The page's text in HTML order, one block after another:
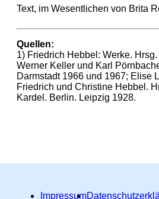
Text, im Wesentlichen von Brita
Quellen:
1) Friedrich Hebbel: Werke.
Werner Keller und Karl
Darmstadt 1966 und 1967; Elise
Friedrich und Christine Hebbel.
Kardel. Berlin. Leipzig 1928.
Impressum